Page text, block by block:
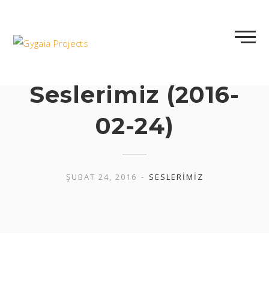
content
Seslerimiz (2016-
02-24)
ŞUBAT 24, 2016 SESLERIMIZ